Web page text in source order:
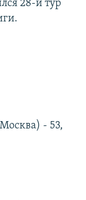
28-й тур
- 53,